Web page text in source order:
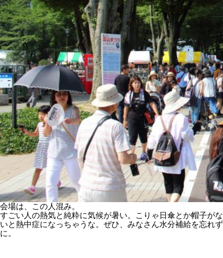
会場は、この人混み。
すごい人の熱気と純粋に気候が暑い。こりゃ日傘とか帽子がな
いと熱中症になっちゃうな。ぜひ、みなさん水分補給を忘れず
に。